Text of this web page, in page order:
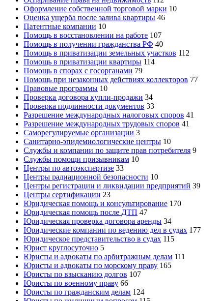
Оформление собственной торговой марки 10
Оценка ущерба после залива квартиры 46
Патентные компании 10
Помощь в восстановлении на работе 107
Помощь в получении гражданства РФ 40
Помощь в приватизации земельных участков 112
Помощь в приватизации квартиры 114
Помощь в спорах с госорганами 79
Помощь при незаконных действиях коллекторов 77
Правовые программы 10
Проверка договора купли-продажи 34
Проверка подлинности документов 33
Разрешение международных налоговых споров 41
Разрешение международных трудовых споров 41
Саморегулируемые организации 3
Санитарно-эпидемиологические центры 10
Службы и компании по защите прав потребителя 9
Службы помощи призывникам 10
Центры по автоэкспертизе 33
Центры радиационной безопасности 10
Центры регистрации и ликвидации предприятий 39
Центры сертификации 23
Юридическая помощь и консультирование 170
Юридическая помощь после ДТП 47
Юридическая проверка договора аренды 34
Юридические компании по ведению дел в судах 177
Юридическое представительство в судах 115
Юрист круглосуточно 5
Юристы и адвокаты по арбитражным делам 111
Юристы и адвокаты по морскому праву 165
Юристы по взысканию долгов 107
Юристы по военному праву 66
Юристы по гражданским делам 124